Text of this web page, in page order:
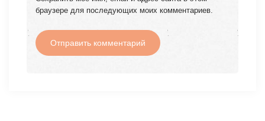
браузере для последующих моих комментариев.